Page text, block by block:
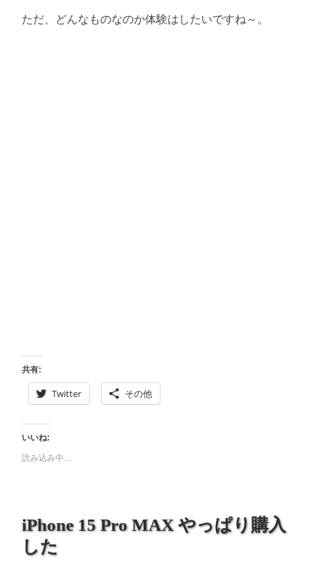
ただ、どんなものなのか体験はしたいですね～。
共有:
Twitter その他
いいね:
読み込み中…
iPhone 15 Pro MAX やっぱり購入
した